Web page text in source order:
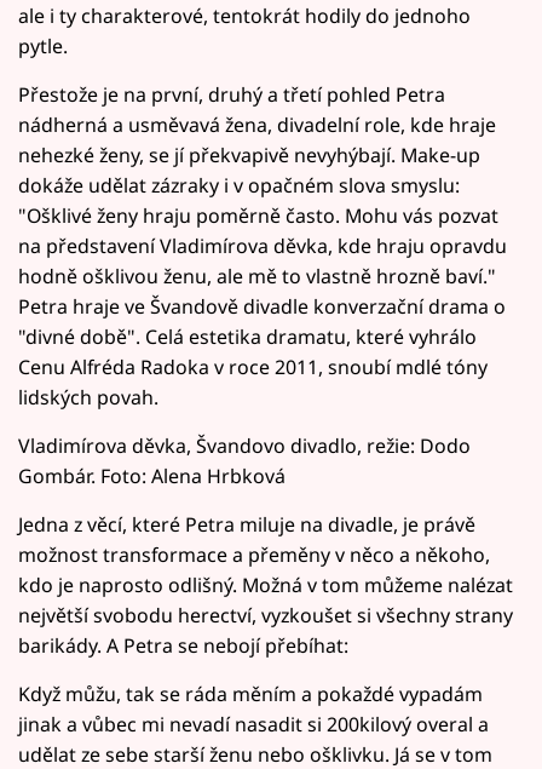
ale i ty charakterové, tentokrát hodily do jednoho
pytle.
Přestože je na první, druhý a třetí pohled Petra
nádherná a usměvavá žena, divadelní role, kde hraje
nehezké ženy, se jí překvapivě nevyhýbají. Make-up
dokáže udělat zázraky i v opačném slova smyslu:
"Ošklivé ženy hraju poměrně často. Mohu vás pozvat
na představení Vladimírova děvka, kde hraju opravdu
hodně ošklivou ženu, ale mě to vlastně hrozně baví."
Petra hraje ve Švandově divadle konverzační drama o
"divné době". Celá estetika dramatu, které vyhrálo
Cenu Alfréda Radoka v roce 2011, snoubí mdlé tóny
lidských povah.
Vladimírova děvka, Švandovo divadlo, režie: Dodo
Gombár. Foto: Alena Hrbková
Jedna z věcí, které Petra miluje na divadle, je právě
možnost transformace a přeměny v něco a někoho,
kdo je naprosto odlišný. Možná v tom můžeme nalézat
největší svobodu herectví, vyzkoušet si všechny strany
barikády. A Petra se nebojí přebíhat:
Když můžu, tak se ráda měním a pokaždé vypadám
jinak a vůbec mi nevadí nasadit si 200kilový overal a
udělat ze sebe starší ženu nebo ošklivku. Já se v tom